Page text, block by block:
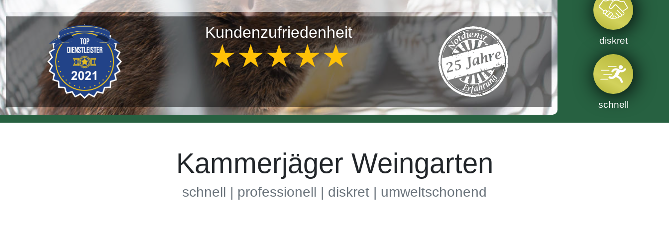
Kundenzufriedenheit
★★★★★ diskret
schnell
Kammerjäger Weingarten
schnell | professionell | diskret | umweltschonend